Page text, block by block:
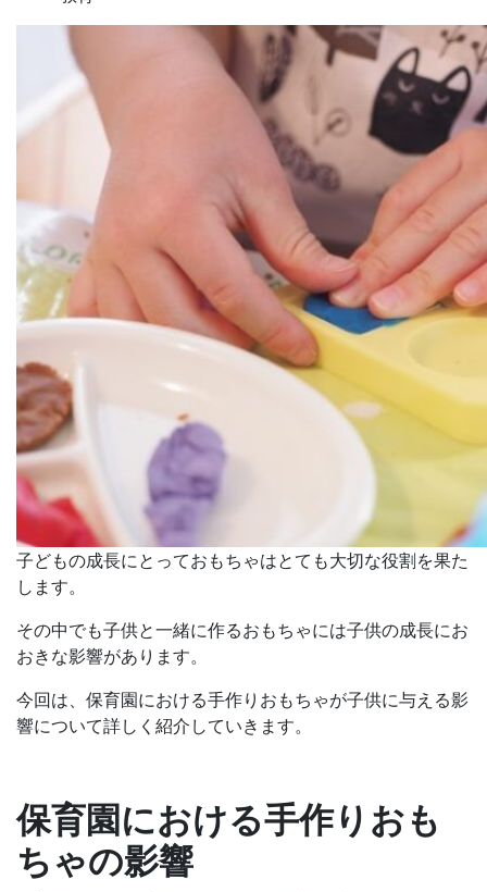
子どもの成長にとっておもちゃはとても大切な役割を果た
します。
その中でも子供と一緒に作るおもちゃには子供の成長にお
おきな影響があります。
今回は、保育園における手作りおもちゃが子供に与える影
響について詳しく紹介していきます。
保育園における手作りおも
ちゃの影響